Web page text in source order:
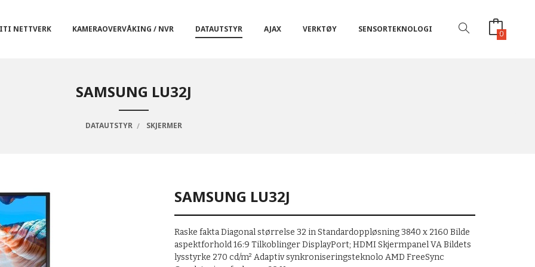
NETTVERK KAMERAOVERVÅKING / NVR DATAUTSTYR AJAX VERKTØY SENSORTEKNOLOGI 0
SAMSUNG LU32J
DATAUTSTYR SKJERMER
SAMSUNG LU32J
Raske fakta Diagonal størrelse 32 in Standardoppløsning 3840 x 2160 Bilde
aspektforhold 16:9 Tilkoblinger DisplayPort; HDMI Skjermpanel VA Bildets
lysstyrke 270 cd/m² Adaptiv synkroniseringsteknolo AMD FreeSync